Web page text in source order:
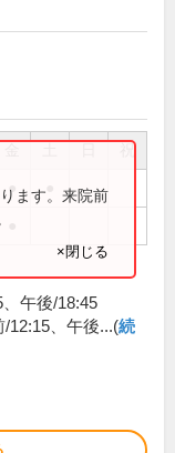
祝
●ます。来院前
×閉じる
、午後/18:45
12:15、午後...(続